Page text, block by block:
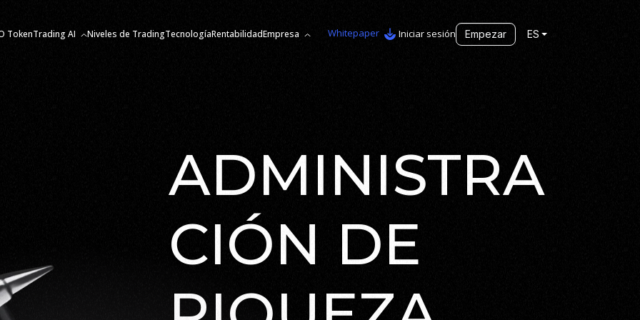
TokenTrading AI Niveles de TradingTecnologíaRentabilidadEmpresa Whitepaper Iniciar sesión Empezar ES
ADMINISTRA
CIÓN DE